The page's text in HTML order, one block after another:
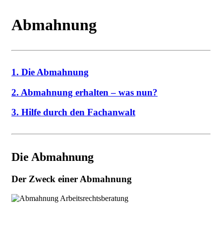
Abmahnung
1. Die Abmahnung
2. Abmahnung erhalten – was nun?
3. Hilfe durch den Fachanwalt
Die Abmahnung
Der Zweck einer Abmahnung